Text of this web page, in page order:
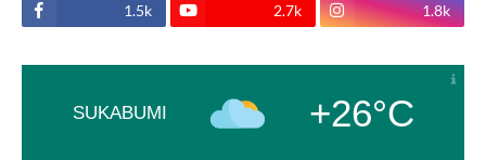
1.5k 2.7k 1.8k
SUKABUMI +26°C